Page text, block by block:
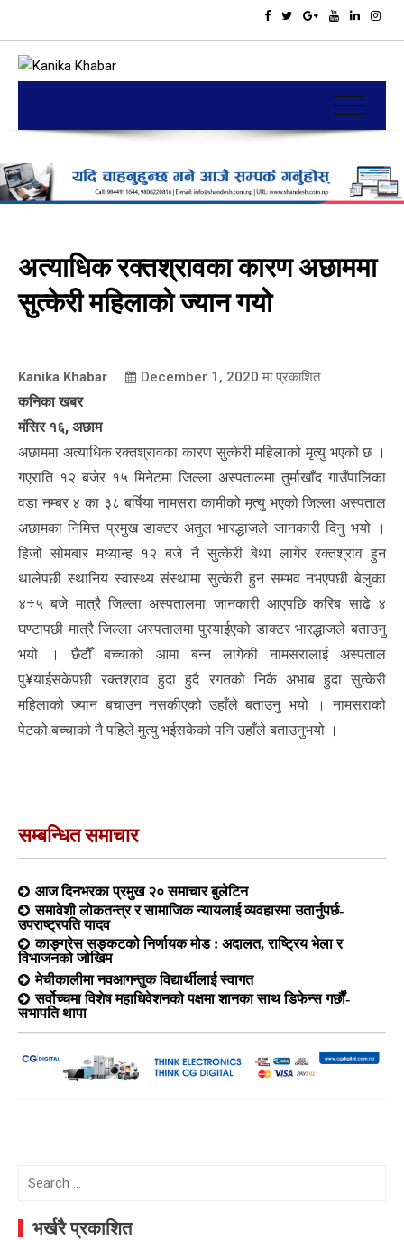
अत्याधिक रक्तश्रावका कारण अछाममा
सुत्केरी महिलाको ज्यान गयो
Kanika Khabar December 1, 2020 मा प्रकाशित
कनिका खबर
मंसिर १६, अछाम
अछाममा अत्याधिक रक्तश्रावका कारण सुत्केरी महिलाको मृत्यु भएको छ ।
गएराति १२ बजेर १५ मिनेटमा जिल्ला अस्पतालमा तुर्माखाँद गाउँपालिका
वडा नम्बर ४ का ३८ बर्षिया नामसरा कामीको मृत्यु भएको जिल्ला अस्पताल
अछामका निमित्त प्रमुख डाक्टर अतुल भारद्धाजले जानकारी दिनु भयो ।
हिजो सोमबार मध्यान्ह १२ बजे नै सुत्केरी बेथा लागेर रक्तश्राव हुन
थालेपछी स्थानिय स्वास्थ्य संस्थामा सुत्केरी हुन सम्भव नभएपछी बेलुका
४÷५ बजे मात्रै जिल्ला अस्पतालमा जानकारी आएपछि करिब साढे ४
घण्टापछी मात्रै जिल्ला अस्पतालमा पुरयाईएको डाक्टर भारद्धाजले बताउनु
भयो । छैटौँ बच्चाको आमा बन्न लागेकी नामसरालाई अस्पताल
पु¥याईसकेपछी रक्तश्राव हुदा हुदै रगतको निकै अभाब हुदा सुत्केरी
महिलाको ज्यान बचाउन नसकीएको उहाँले बताउनु भयो । नामसराको
पेटको बच्चाको नै पहिले मुत्यु भईसकेको पनि उहाँले बताउनुभयो ।
सम्बन्धित समाचार
आज दिनभरका प्रमुख २० समाचार बुलेटिन
समावेशी लोकतन्त्र र सामाजिक न्यायलाई व्यवहारमा उतार्नुपर्छ-
उपराष्ट्रपति यादव
काङ्ग्रेस सङ्कटको निर्णायक मोड : अदालत, राष्ट्रिय भेला र
विभाजनको जोखिम
मेचीकालीमा नवआगन्तुक विद्यार्थीलाई स्वागत
सर्वोच्चमा विशेष महाधिवेशनको पक्षमा शानका साथ डिफेन्स गर्छौं-
सभापति थापा
Search
भर्खरै प्रकाशित